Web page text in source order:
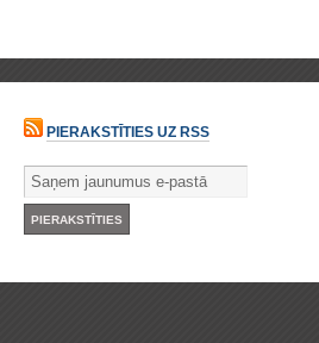
PIERAKSTĪTIES UZ RSS